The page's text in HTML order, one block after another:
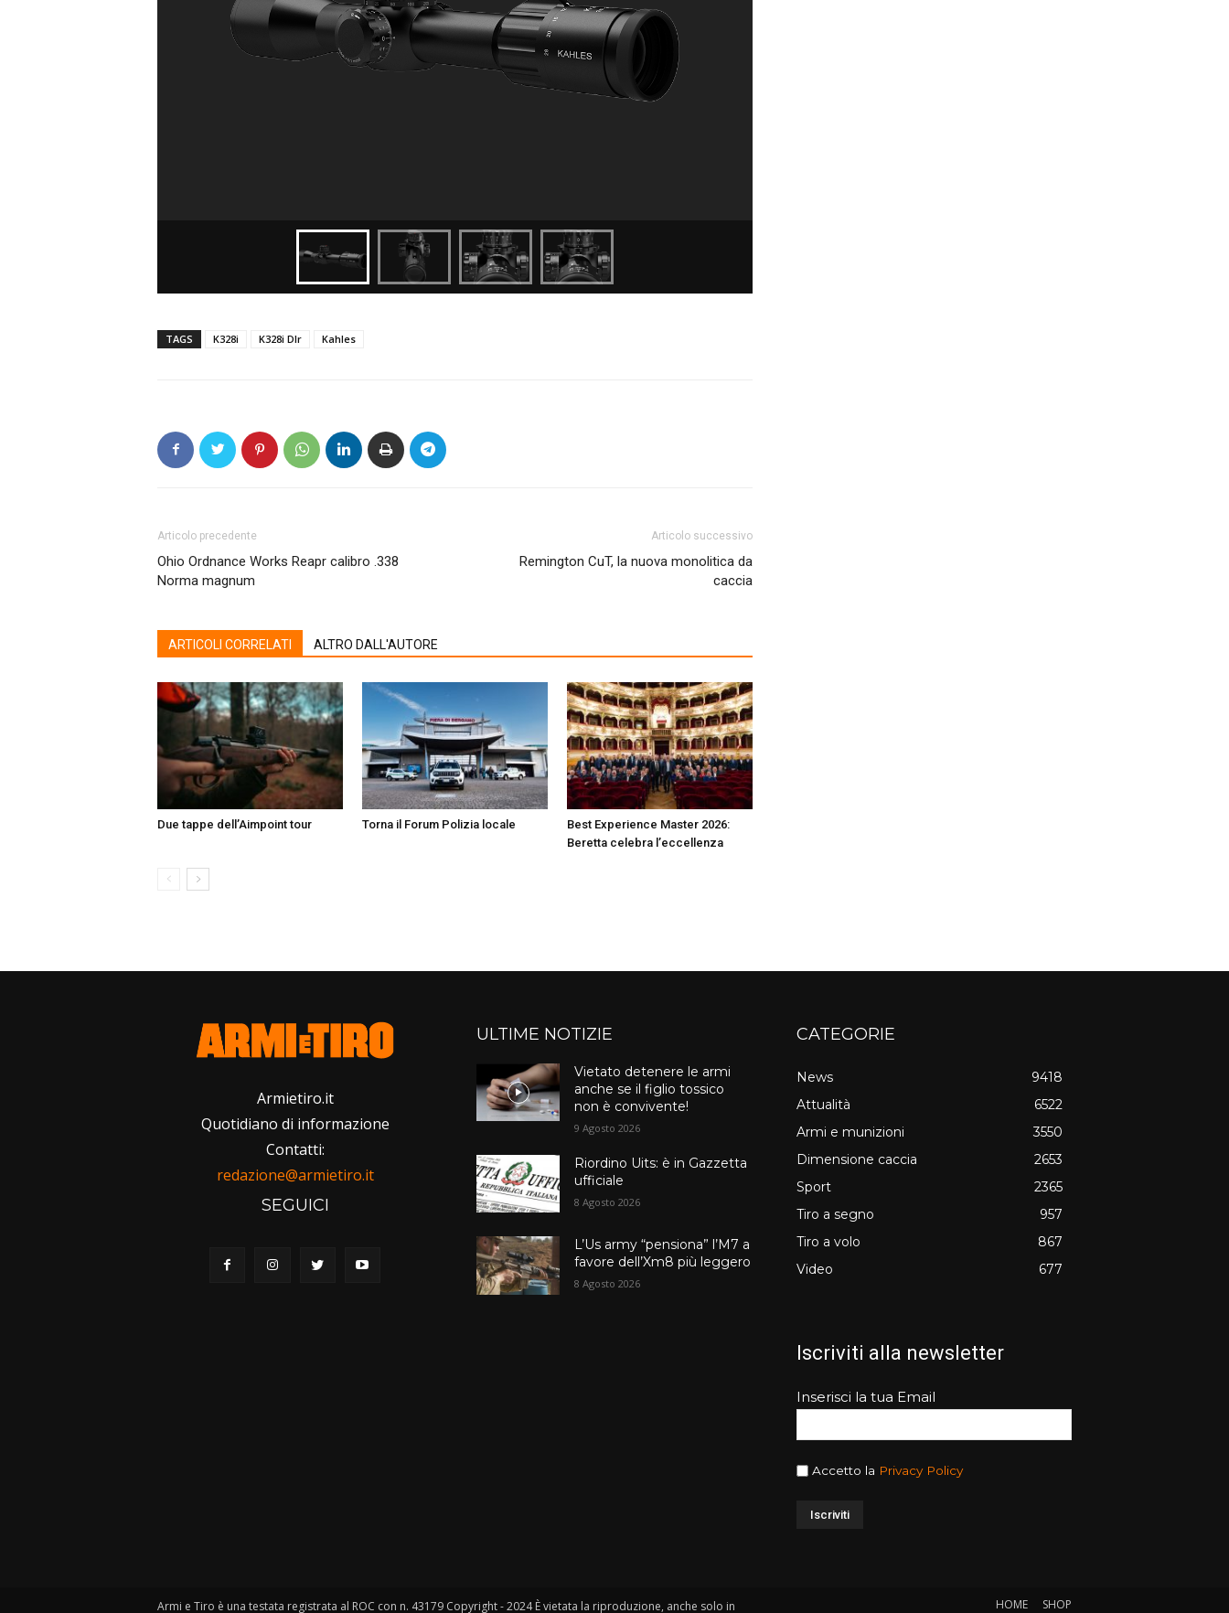
TAGS K328i K328i Dlr Kahles
Articolo precedente
Ohio Ordnance Works Reapr calibro .338
Norma magnum
Articolo successivo
Remington CuT, la nuova monolitica da
caccia
ARTICOLI CORRELATI ALTRO DALL'AUTORE
Due tappe dell’Aimpoint tour Torna il Forum Polizia locale
Best Experience Master 2026:
Beretta celebra l’eccellenza
Armietiro.it
Quotidiano di informazione
Contatti:
redazione@armietiro.it
SEGUICI
ULTIME NOTIZIE
Vietato detenere le armi
anche se il figlio tossico
non è convivente!
9 Agosto 2026
Riordino Uits: è in Gazzetta
ufficiale
8 Agosto 2026
L’Us army “pensiona” l’M7 a
favore dell’Xm8 più leggero
8 Agosto 2026
CATEGORIE
News
9418
Attualità
6522
Armi e munizioni
3550
Dimensione caccia
2653
Sport
2365
Tiro a segno
957
Tiro a volo
867
Video
677
Iscriviti alla newsletter
Inserisci la tua Email
Accetto la Privacy Policy
Armi e Tiro è una testata registrata al ROC con n. 43179 Copyright - 2024 È vietata la riproduzione, anche solo in HOME SHOP